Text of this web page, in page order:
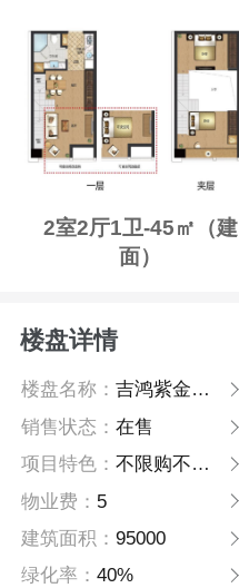
2室2厅1卫-45㎡（建
面）
楼盘详情
楼盘名称：吉鸿紫金生活广场
销售状态：在售
项目特色：不限购不限贷
物业费： 5
建筑面积：95000
绿化率：40%